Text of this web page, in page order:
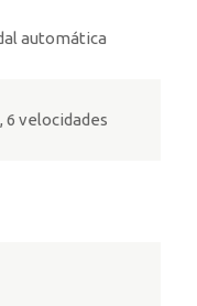
automática
velocidades